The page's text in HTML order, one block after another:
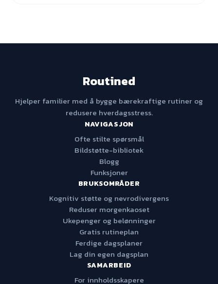
Routined
Hjelper familier med å bygge bærekraftige rutiner og
redusere hverdagsstress.
NAVIGASJON
Ofte stilte spørsmål
Bildstøtte-bibliotek
Blogg
Funksjoner
BRUKSOMRÅDER
Kognitiv støtte og nevrodivergens
Reduser morgenkaoset
Ukepenger og belønninger
Gratis rutineplan
Ferdige dagsplaner
Lag din egen dagsplan
SAMARBEID
For innholdsskapere